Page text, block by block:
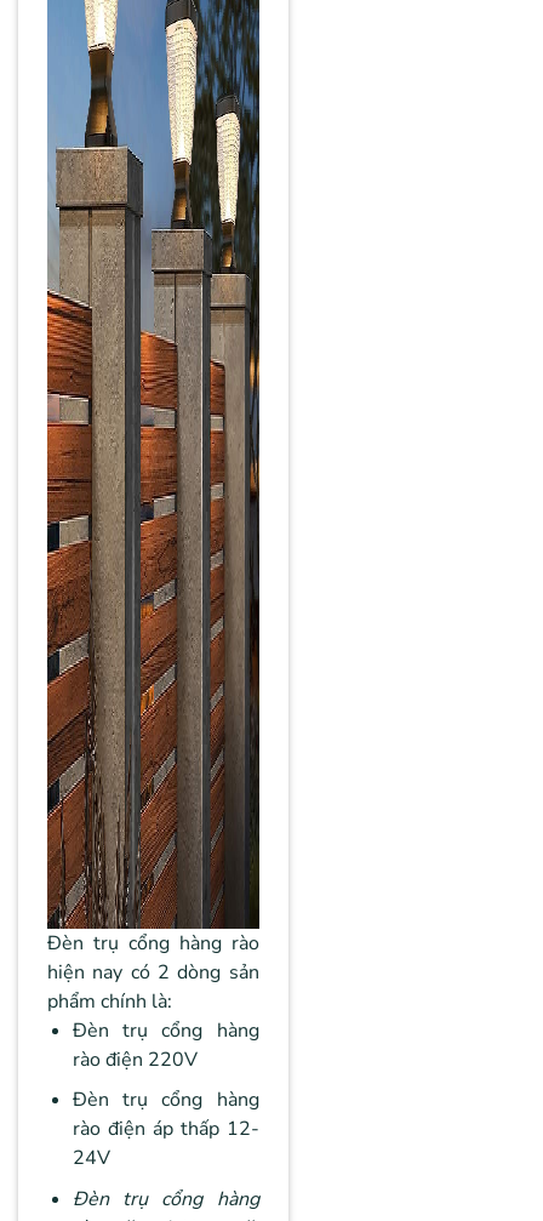
Đèn trụ cổng hàng rào
hiện nay có 2 dòng sản
phẩm chính là:
Đèn trụ cổng hàng
rào điện 220V
Đèn trụ cổng hàng
rào điện áp thấp 12-
24V
Đèn trụ cổng hàng